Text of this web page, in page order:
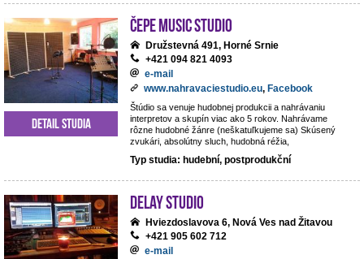
ČePE MUSIC Studio
Družstevná 491, Horné Srnie
+421 094 821 4093
e-mail
www.nahravaciestudio.eu, Facebook
Štúdio sa venuje hudobnej produkcii a nahrávaniu
interpretov a skupín viac ako 5 rokov. Nahrávame
rôzne hudobné žánre (neškatuľkujeme sa) Skúsený
zvukári, absolútny sluch, hudobná réžia,
Typ studia: hudební, postprodukční
Detail studia
DeLay studio
Hviezdoslavova 6, Nová Ves nad Žitavou
+421 905 602 712
e-mail